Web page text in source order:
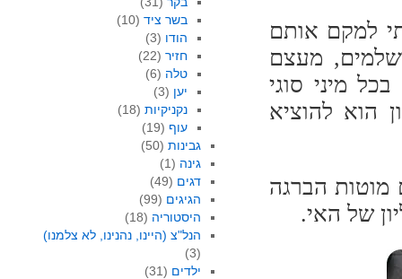
למקם אותם
מעצם
מיני סוגי
הוא להוציא
מוטות הברגה
של האי.
בשר ציד (10)
הודו (3)
חזיר (22)
טלה (6)
יען (3)
נקניקיות (18)
עוף (19)
גבינות(50)
גינה (1)
דגים (49)
הגיגים (99)
היסטוריה (18)
הנל"צ (היינו, נהנינו, לא צלמנו)
(3)
ילדים (31)